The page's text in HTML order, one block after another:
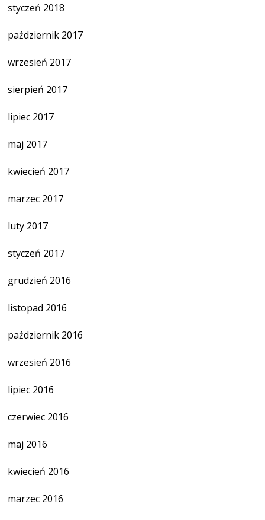
styczeń 2018
październik 2017
wrzesień 2017
sierpień 2017
lipiec 2017
maj 2017
kwiecień 2017
marzec 2017
luty 2017
styczeń 2017
grudzień 2016
listopad 2016
październik 2016
wrzesień 2016
lipiec 2016
czerwiec 2016
maj 2016
kwiecień 2016
marzec 2016